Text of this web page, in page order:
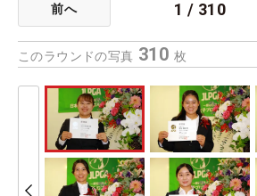
前へ 1 / 310
このラウンドの写真 310 枚